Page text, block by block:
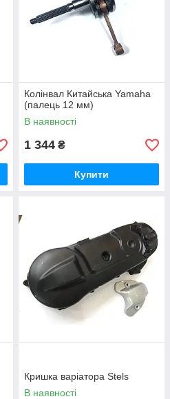
Колінвал Китайська Yamaha
(палець 12 мм)
В наявності
1 344 ₴
Купити
Кришка варіатора Stels
В наявності